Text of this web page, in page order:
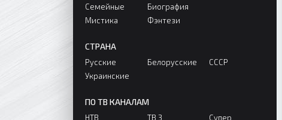
Семейные
Мистика
Биография
Фэнтези
СТРАНА
Русские
Украинские
Белорусские СССР
ПО ТВ КАНАЛАМ
НТВ
ТВ 3
Супер